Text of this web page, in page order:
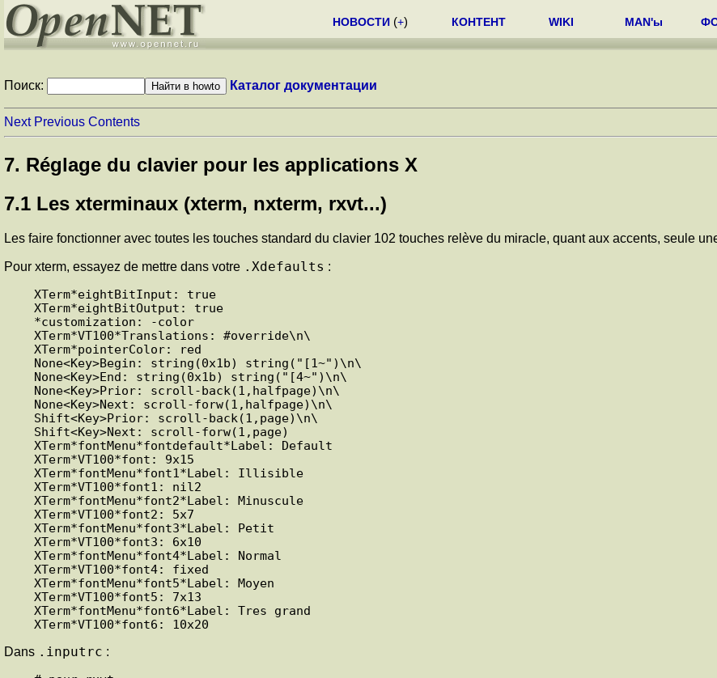
НОВОСТИ (+) КОНТЕНТ WIKI MAN'ы
Поиск: Каталог документации
Next Previous Contents
7. Réglage du clavier pour les applications X
7.1 Les xterminaux (xterm, nxterm, rxvt...)
Les faire fonctionner avec toutes les touches standard du clavier 102 touches relève du miracle, quant aux accents, seule
Pour xterm, essayez de mettre dans votre .Xdefaults :
XTerm*eightBitInput: true
XTerm*eightBitOutput: true
*customization: -color
XTerm*VT100*Translations: #override\n\
XTerm*pointerColor: red
None<Key>Begin: string(0x1b) string("[1~")\n\
None<Key>End: string(0x1b) string("[4~")\n\
None<Key>Prior: scroll-back(1,halfpage)\n\
None<Key>Next: scroll-forw(1,halfpage)\n\
Shift<Key>Prior: scroll-back(1,page)\n\
Shift<Key>Next: scroll-forw(1,page)
XTerm*fontMenu*fontdefault*Label: Default
XTerm*VT100*font: 9x15
XTerm*fontMenu*font1*Label: Illisible
XTerm*VT100*font1: nil2
XTerm*fontMenu*font2*Label: Minuscule
XTerm*VT100*font2: 5x7
XTerm*fontMenu*font3*Label: Petit
XTerm*VT100*font3: 6x10
XTerm*fontMenu*font4*Label: Normal
XTerm*VT100*font4: fixed
XTerm*fontMenu*font5*Label: Moyen
XTerm*VT100*font5: 7x13
XTerm*fontMenu*font6*Label: Tres grand
Dans .inputrc :